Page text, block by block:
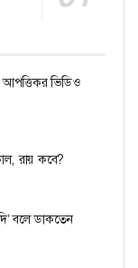
ভিডিও
রায় কবে?
বলে ডাকতেন